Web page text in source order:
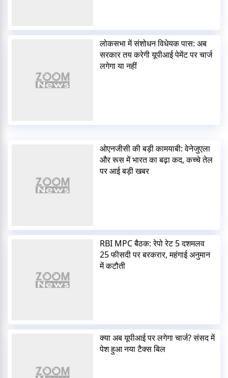
लोकसभा में संशोधन विधेयक पास: अब
सरकार तय करेगी यूपीआई पेमेंट पर चार्ज
लगेगा या नहीं
ओएनजीसी की बड़ी कामयाबी: वेनेजुएला
और रूस में भारत का बढ़ा कद, कच्चे तेल
पर आई बड़ी खबर
RBI MPC बैठक: रेपो रेट 5 दशमलव
25 फीसदी पर बरकरार, महंगाई अनुमान
में कटौती
क्या अब यूपीआई पर लगेगा चार्ज? संसद में
पेश हुआ नया टैक्स बिल